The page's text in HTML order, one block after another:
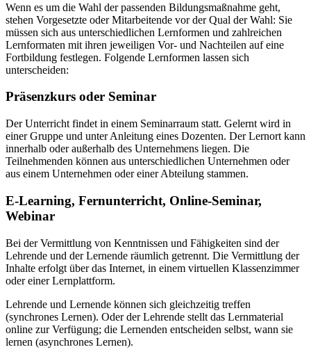
Wenn es um die Wahl der passenden Bildungsmaßnahme geht,
stehen Vorgesetzte oder Mitarbeitende vor der Qual der Wahl: Sie
müssen sich aus unterschiedlichen Lernformen und zahlreichen
Lernformaten mit ihren jeweiligen Vor- und Nachteilen auf eine
Fortbildung festlegen. Folgende Lernformen lassen sich
unterscheiden:
Präsenzkurs oder Seminar
Der Unterricht findet in einem Seminarraum statt. Gelernt wird in
einer Gruppe und unter Anleitung eines Dozenten. Der Lernort kann
innerhalb oder außerhalb des Unternehmens liegen. Die
Teilnehmenden können aus unterschiedlichen Unternehmen oder
aus einem Unternehmen oder einer Abteilung stammen.
E-Learning, Fernunterricht, Online-Seminar,
Webinar
Bei der Vermittlung von Kenntnissen und Fähigkeiten sind der
Lehrende und der Lernende räumlich getrennt. Die Vermittlung der
Inhalte erfolgt über das Internet, in einem virtuellen Klassenzimmer
oder einer Lernplattform.
Lehrende und Lernende können sich gleichzeitig treffen
(synchrones Lernen). Oder der Lehrende stellt das Lernmaterial
online zur Verfügung; die Lernenden entscheiden selbst, wann sie
lernen (asynchrones Lernen).